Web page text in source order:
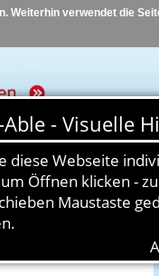
Weiterhin verwendet die
Kontakt